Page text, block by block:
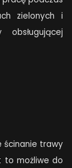
zielonych i
ścinanie trawy
to możliwe do